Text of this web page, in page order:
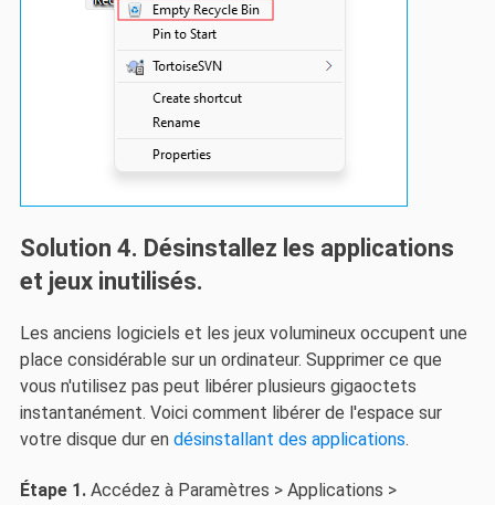
Solution 4. Désinstallez les applications
et jeux inutilisés.
Les anciens logiciels et les jeux volumineux occupent une
place considérable sur un ordinateur. Supprimer ce que
vous n'utilisez pas peut libérer plusieurs gigaoctets
instantanément. Voici comment libérer de l'espace sur
votre disque dur en désinstallant des applications.
Étape 1.Accédez à Paramètres > Applications >